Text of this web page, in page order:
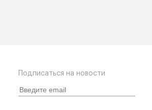
Подписаться на новости